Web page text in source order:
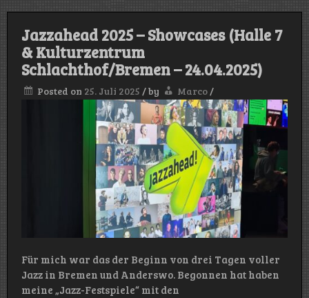
Jazzahead 2025 – Showcases (Halle 7
& Kulturzentrum
Schlachthof/Bremen – 24.04.2025)
Posted on 25. Juli 2025 /by Marco/
Für mich war das der Beginn von drei Tagen voller
Jazz in Bremen und Anderswo. Begonnen hat haben
meine „Jazz-Festspiele“ mit den